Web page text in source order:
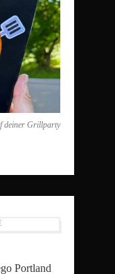
deiner Grillparty
Portland